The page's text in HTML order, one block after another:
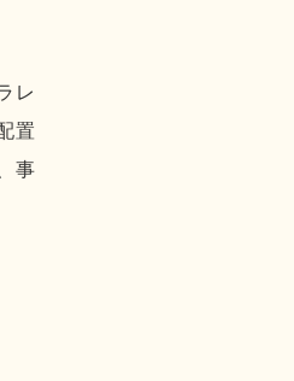
レ
置
事